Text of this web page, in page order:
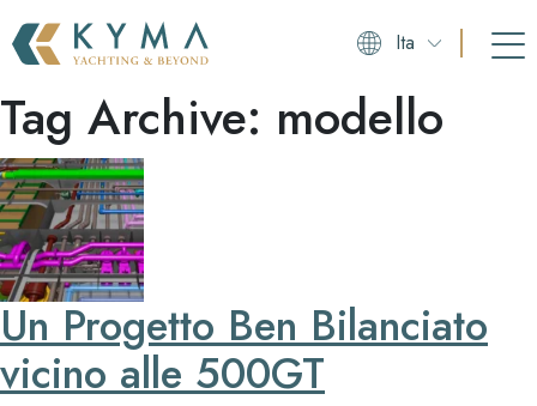
Ita
Tag Archive: modello
Un Progetto Ben Bilanciato
vicino alle 500GT